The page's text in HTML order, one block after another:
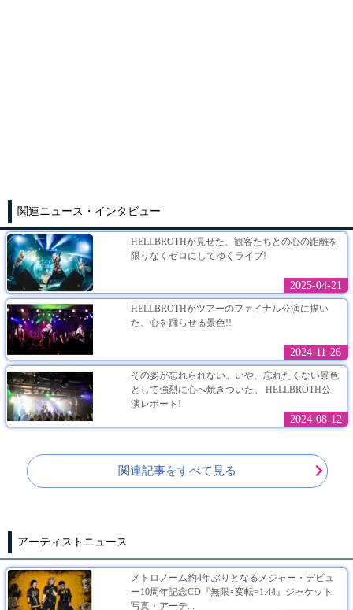
関連ニュース・インタビュー
HELLBROTHが見せた、観客たちとの心の距離を
限りなくゼロにしてゆくライブ!
2025-04-21
HELLBROTHがツアーのファイナル公演に描い
た、心を踊らせる景色!!
2024-11-26
その姿が忘れられない。いや、忘れたくない景色
として強烈に心へ焼きついた。 HELLBROTH公
演レポート!
2024-08-12
関連記事をすべて見る
アーティストニュース
メトロノーム約4年ぶりとなるメジャー・デビュ
ー10周年記念CD『無限×変転=1.44』ジャケット
写真・アーテ...